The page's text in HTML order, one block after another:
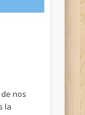
nos
la